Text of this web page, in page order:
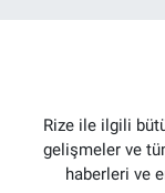
Rize ile ilgili
gelişmeler ve
haberleri ve